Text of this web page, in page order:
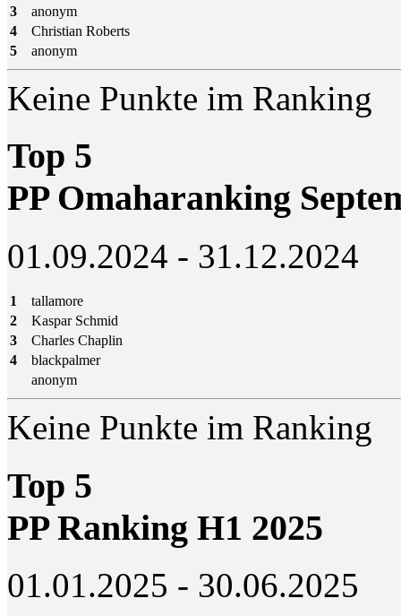
3
anonym
4
Christian Roberts
5
anonym
Keine Punkte im Ranking
Top 5
PP Omaharanking
01.09.2024 - 31.12.2024
1
tallamore
2
Kaspar Schmid
3
Charles Chaplin
4
blackpalmer
anonym
Keine Punkte im Ranking
Top 5
PP Ranking H1 2025
01.01.2025 - 30.06.2025